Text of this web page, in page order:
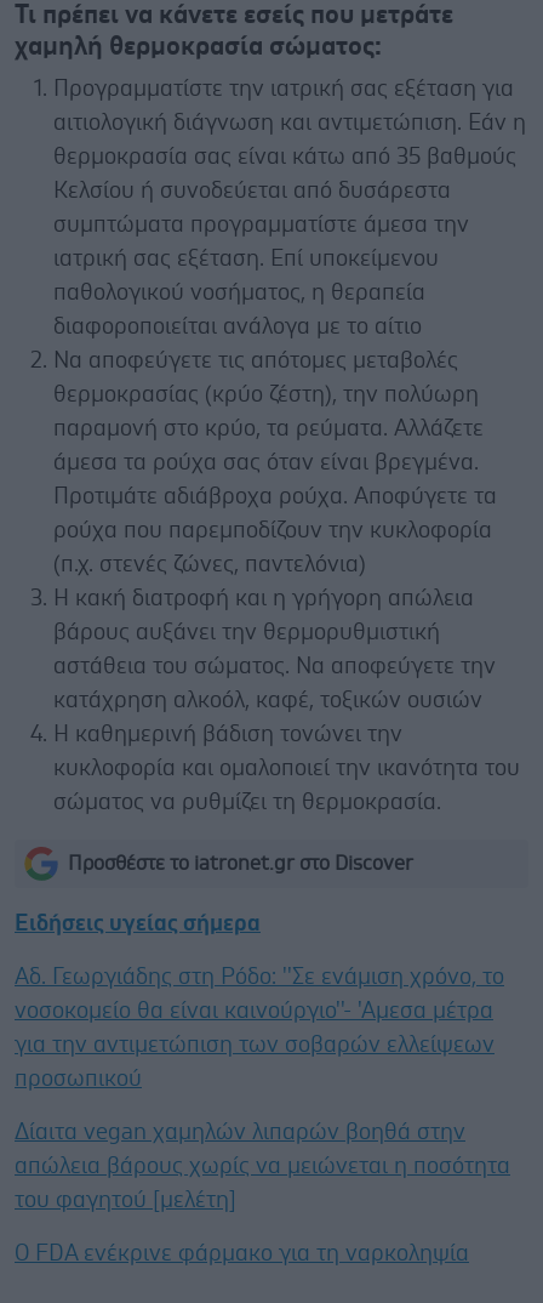
Τι πρέπει να κάνετε εσείς που μετράτε
χαμηλή θερμοκρασία σώματος:
Προγραμματίστε την ιατρική σας εξέταση για
αιτιολογική διάγνωση και αντιμετώπιση. Εάν η
θερμοκρασία σας είναι κάτω από 35 βαθμούς
Κελσίου ή συνοδεύεται από δυσάρεστα
συμπτώματα προγραμματίστε άμεσα την
ιατρική σας εξέταση. Επί υποκείμενου
παθολογικού νοσήματος, η θεραπεία
διαφοροποιείται ανάλογα με το αίτιο
Να αποφεύγετε τις απότομες μεταβολές
θερμοκρασίας (κρύο ζέστη), την πολύωρη
παραμονή στο κρύο, τα ρεύματα. Αλλάζετε
άμεσα τα ρούχα σας όταν είναι βρεγμένα.
Προτιμάτε αδιάβροχα ρούχα. Αποφύγετε τα
ρούχα που παρεμποδίζουν την κυκλοφορία
(π.χ. στενές ζώνες, παντελόνια)
Η κακή διατροφή και η γρήγορη απώλεια
βάρους αυξάνει την θερμορυθμιστική
αστάθεια του σώματος. Να αποφεύγετε την
κατάχρηση αλκοόλ, καφέ, τοξικών ουσιών
Η καθημερινή βάδιση τονώνει την
κυκλοφορία και ομαλοποιεί την ικανότητα του
σώματος να ρυθμίζει τη θερμοκρασία.
Προσθέστε το iatronet.gr στο Discover
Ειδήσεις υγείας σήμερα
Αδ. Γεωργιάδης στη Ρόδο: ''Σε ενάμιση χρόνο, το
νοσοκομείο θα είναι καινούργιο''- 'Αμεσα μέτρα
για την αντιμετώπιση των σοβαρών ελλείψεων
προσωπικού
Δίαιτα vegan χαμηλών λιπαρών βοηθά στην
απώλεια βάρους χωρίς να μειώνεται η ποσότητα
του φαγητού [μελέτη]
Ο FDA ενέκρινε φάρμακο για τη ναρκοληψία